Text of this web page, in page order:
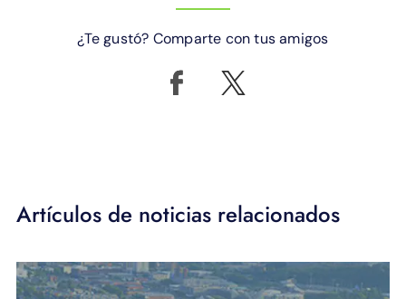
¿Te gustó? Comparte con tus amigos
Artículos de noticias relacionados